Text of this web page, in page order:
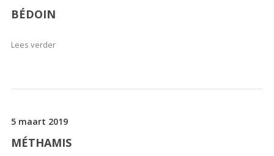
BÉDOIN
Lees verder
5 maart 2019
MÉTHAMIS